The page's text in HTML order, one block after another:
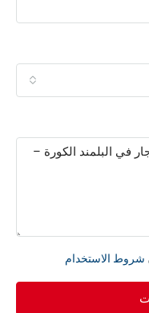
شروط الاستخدام